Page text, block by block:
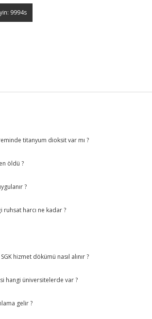
titanyum dioksit var mı ?
öldü ?
?
ruhsat harcı ne kadar ?
hizmet dökümü nasıl alınır ?
hangi üniversitelerde var ?
gelir ?